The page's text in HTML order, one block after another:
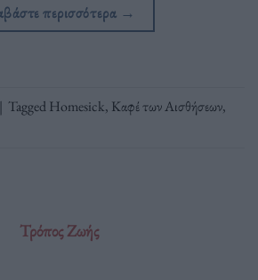
περισσότερα →
| TaggedHomesick, Καφέ των Αισθήσεων,
Τρόπος Ζωής